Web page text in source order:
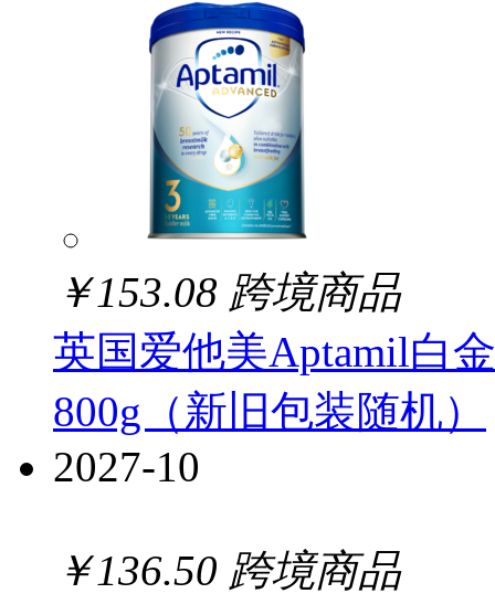
￥153.08 跨境商品
英国爱他美Aptamil白
800g（新旧包装随机）
2027-10
￥136.50 跨境商品